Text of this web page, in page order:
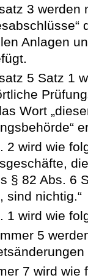
3 werden
Anlagen
5 Satz 1
Wort
2 wird wie
§ 82 Abs. 6
sind nichtig.“
1 wird wie
5
7 wird wie